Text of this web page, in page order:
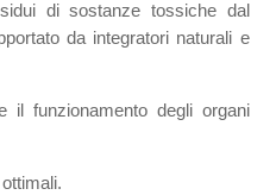
di sostanze tossiche dal
da integratori naturali e
il funzionamento degli organi